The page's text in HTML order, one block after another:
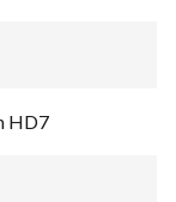
HD7